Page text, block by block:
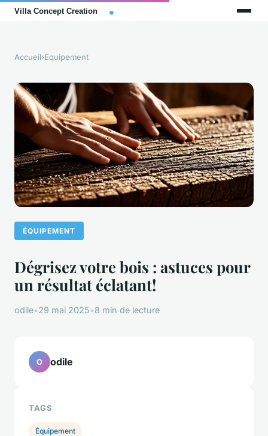
Accueil›Équipement
ÉQUIPEMENT
Dégrisez votre bois : astuces pour
un résultat éclatant!
odile•29 mai 2025•8 min de lecture
O odile
TAGS
Équipement